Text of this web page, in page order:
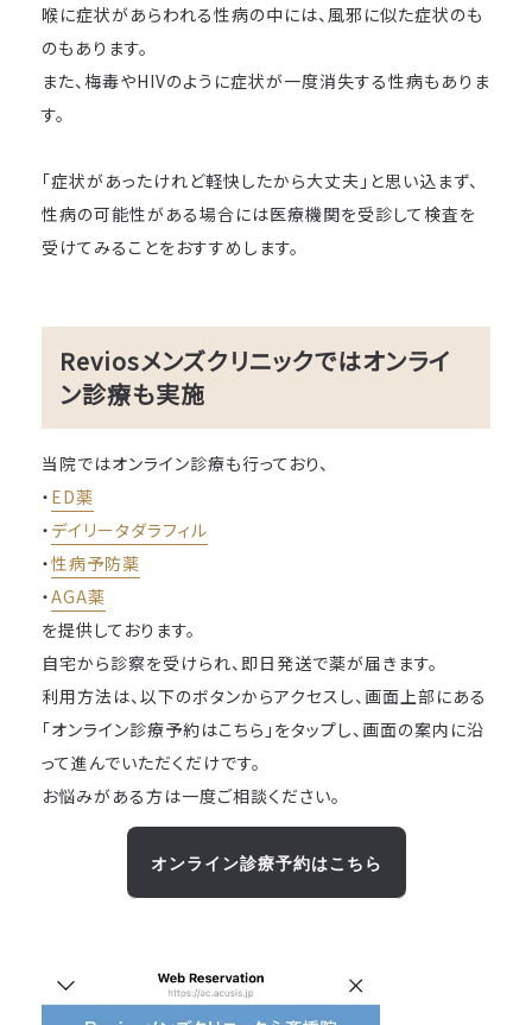
喉に症状があらわれる性病の中には、風邪に似た症状のも
のもあります。
また、梅毒やHIVのように症状が一度消失する性病もありま
す。
「症状があったけれど軽快したから大丈夫」と思い込まず、
性病の可能性がある場合には医療機関を受診して検査を
受けてみることをおすすめします。
Reviosメンズクリニックではオンライ
ン診療も実施
当院ではオンライン診療も行っており、
・ ED薬
・ デイリータダラフィル
・性病予防薬
・AGA薬
を提供しております。
自宅から診察を受けられ、即日発送で薬が届きます。
利用方法は、以下のボタンからアクセスし、画面上部にある
「オンライン診療予約はこちら」をタップし、画面の案内に沿
って進んでいただくだけです。
お悩みがある方は一度ご相談ください。
オンライン診療予約はこちら